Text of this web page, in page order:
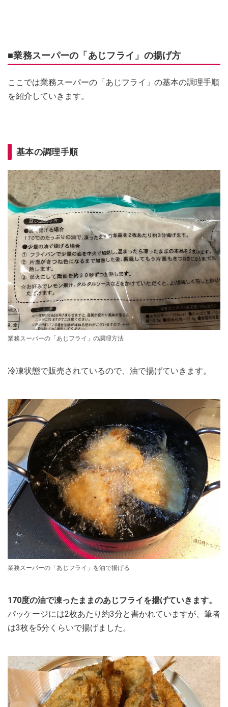
■業務スーパーの「あじフライ」の揚げ方
ここでは業務スーパーの「あじフライ」の基本の調理手順
を紹介していきます。
基本の調理手順
業務スーパーの「あじフライ」の調理方法
冷凍状態で販売されているので、油で揚げていきます。
業務スーパーの「あじフライ」を油で揚げる
170度の油で凍ったままのあじフライを揚げていきます。
パッケージには2枚あたり約3分と書かれていますが、筆者
は3枚を5分くらいで揚げました。